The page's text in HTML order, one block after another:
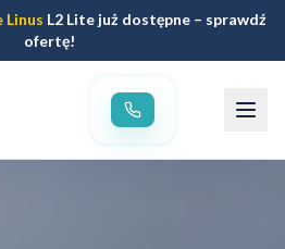
Linus L2 Lite już dostępne – sprawdź
ofertę!